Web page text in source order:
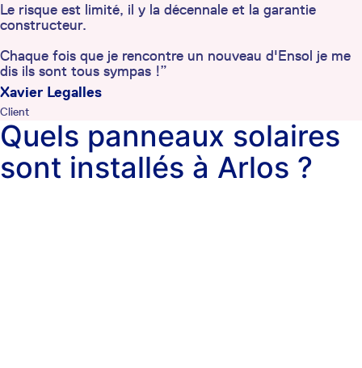
Le risque est limité, il y la décennale et la garantie
constructeur.
Chaque fois que je rencontre un nouveau d'Ensol je me
dis ils sont tous sympas !”
Xavier Legalles
Client
Quels panneaux solaires
sont installés à Arlos ?